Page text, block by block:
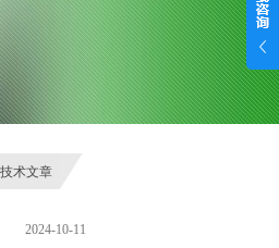
技术文章
2024-10-11